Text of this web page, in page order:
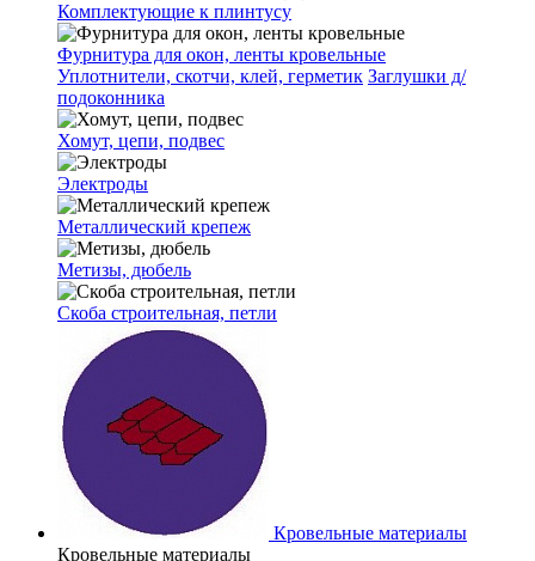
Комплектующие к плинтусу
Фурнитура для окон, ленты кровельные
Уплотнители, скотчи, клей, герметик Заглушки д/
подоконника
Хомут, цепи, подвес
Электроды
Металлический крепеж
Метизы, дюбель
Скоба строительная, петли
Кровельные материалы
Кровельные материалы